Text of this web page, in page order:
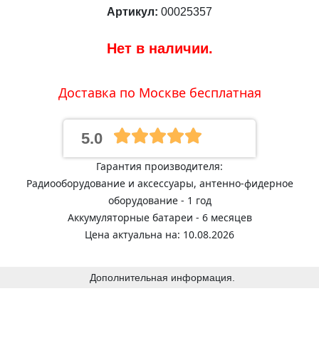
Артикул: 00025357
Нет в наличии.
Доставка по Москве бесплатная
5.0
Гарантия производителя:
Радиооборудование и аксессуары, антенно-фидерное
оборудование - 1 год
Аккумуляторные батареи - 6 месяцев
Цена актуальна на: 10.08.2026
Дополнительная информация.